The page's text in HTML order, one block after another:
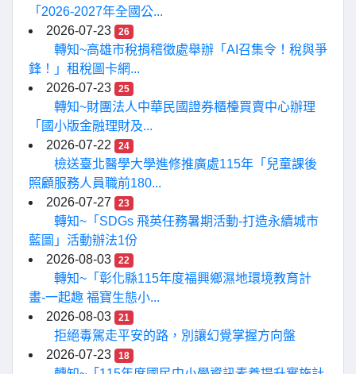
「2026-2027年全國公...
2026-07-23
26
轉知~高雄市稅捐稽徵處舉辦「AI召集令！稅與爭
鋒！」租稅圖卡網...
2026-07-23
25
轉知~財團法人中華民國證券櫃檯買賣中心辦理
「國小版金融理財及...
2026-07-22
24
檢送臺北醫學大學進修推廣處115年「兒童課後
照顧服務人員職前180...
2026-07-27
23
轉知~「SDGs 飛英任務暑期活動-打造永續城市
藍圖」活動辦法1份
2026-08-03
22
轉知~「彰化縣115年度福興鄉濕地環境教育計
畫-一起趣 福寶生態小...
2026-08-03
21
拒絕毒駕走平安的路，別讓幻覺掌握方向盤
2026-07-23
18